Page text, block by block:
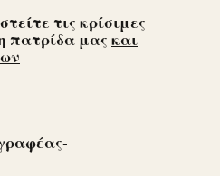
τις κρίσιμες
πατρίδα μας και